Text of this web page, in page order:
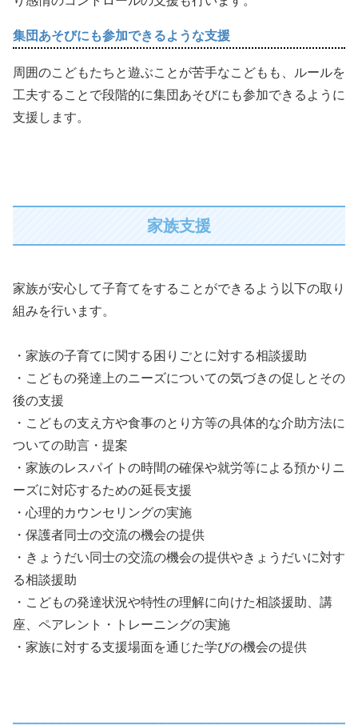
集団あそびにも参加できるような支援
周囲のこどもたちと遊ぶことが苦手なこどもも、ルールを
工夫することで段階的に集団あそびにも参加できるように
支援します。
家族支援
家族が安心して子育てをすることができるよう以下の取り
組みを行います。
・家族の子育てに関する困りごとに対する相談援助
・こどもの発達上のニーズについての気づきの促しとその
後の支援
・こどもの支え方や食事のとり方等の具体的な介助方法に
ついての助言・提案
・家族のレスパイトの時間の確保や就労等による預かりニ
ーズに対応するための延長支援
・心理的カウンセリングの実施
・保護者同士の交流の機会の提供
・きょうだい同士の交流の機会の提供やきょうだいに対す
る相談援助
・こどもの発達状況や特性の理解に向けた相談援助、講
座、ペアレント・トレーニングの実施
・家族に対する支援場面を通じた学びの機会の提供